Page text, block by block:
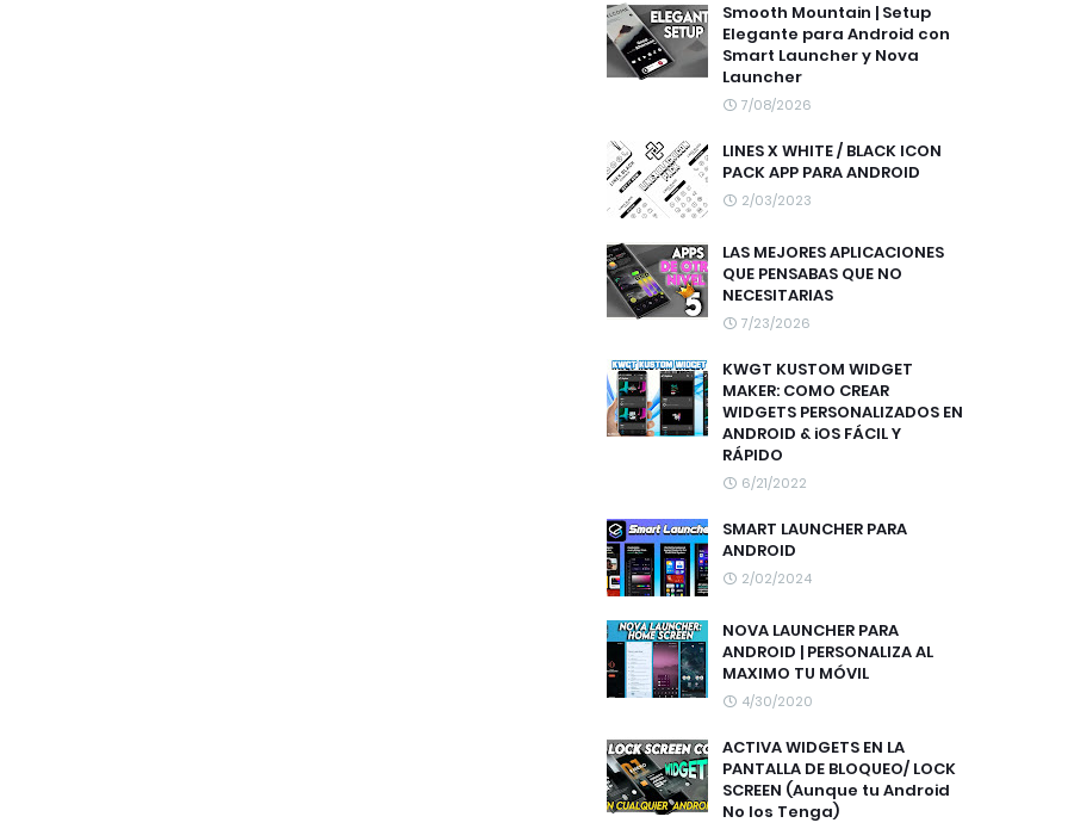
Smooth Mountain | Setup
Elegante para Android con
Smart Launcher y Nova
Launcher
7/08/2026
LINES X WHITE / BLACK ICON
PACK APP PARA ANDROID
2/03/2023
LAS MEJORES APLICACIONES
QUE PENSABAS QUE NO
NECESITARIAS
7/23/2026
KWGT KUSTOM WIDGET
MAKER: COMO CREAR
WIDGETS PERSONALIZADOS EN
ANDROID & iOS FÁCIL Y
RÁPIDO
6/21/2022
SMART LAUNCHER PARA
ANDROID
2/02/2024
NOVA LAUNCHER PARA
ANDROID | PERSONALIZA AL
MAXIMO TU MÓVIL
4/30/2020
ACTIVA WIDGETS EN LA
PANTALLA DE BLOQUEO/ LOCK
SCREEN (Aunque tu Android
No los Tenga)